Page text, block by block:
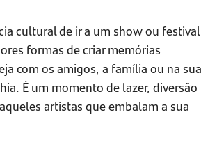
cultural de ir a um show ou festival
formas de criar memórias
com os amigos, a família ou na sua
É um momento de lazer, diversão
artistas que embalam a sua